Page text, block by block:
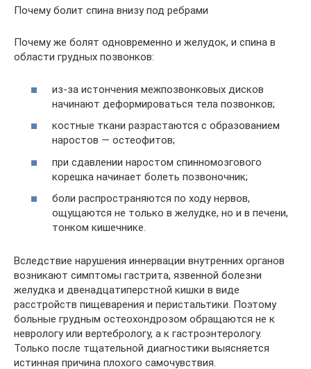
Почему болит спина внизу под ребрами
Почему же болят одновременно и желудок, и спина в
области грудных позвонков:
из-за истончения межпозвонковых дисков
начинают деформироваться тела позвонков;
костные ткани разрастаются с образованием
наростов — остеофитов;
при сдавлении наростом спинномозгового
корешка начинает болеть позвоночник;
боли распространяются по ходу нервов,
ощущаются не только в желудке, но и в печени,
тонком кишечнике.
Вследствие нарушения иннервации внутренних органов
возникают симптомы гастрита, язвенной болезни
желудка и двенадцатиперстной кишки в виде
расстройств пищеварения и перистальтики. Поэтому
больные грудным остеохондрозом обращаются не к
неврологу или вертебрологу, а к гастроэнтерологу.
Только после тщательной диагностики выясняется
истинная причина плохого самочувствия.